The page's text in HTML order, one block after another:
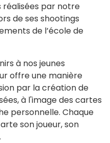
réalisées par notre
de ses shootings
de l’école de
à nos jeunes
offre une manière
par la création de
à l'image des cartes
personnelle. Chaque
son joueur, son